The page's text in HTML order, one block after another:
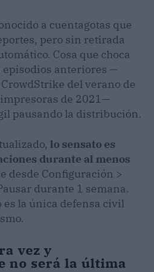
a cuentagotas que
pero sin retirada
Cosa que choca
episodios anteriores —
del verano de
de 2021—
pausando la distribución.
lo sensato es
durante al menos
desde Configuración >
durante 1 semana.
es la única defensa civil
vez y
no será la última